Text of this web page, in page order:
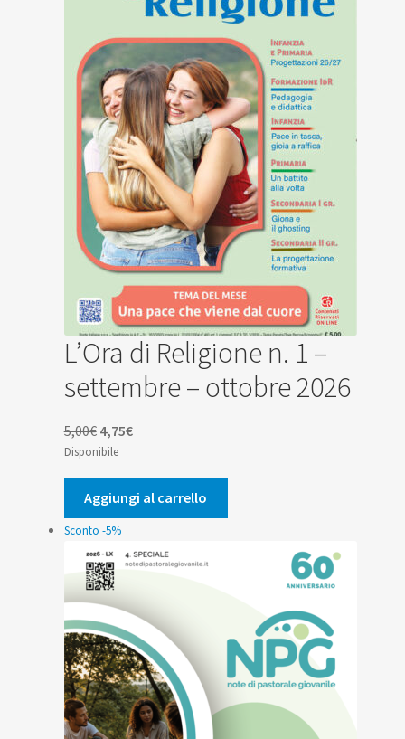
L’Ora di Religione n. 1 –
settembre – ottobre 2026
5,00€ Il
prezzo
originale
era:
5,00€.
4,75€Il
attuale
è:
4,75€.
Disponibile
Aggiungi al carrello
Sconto -5%